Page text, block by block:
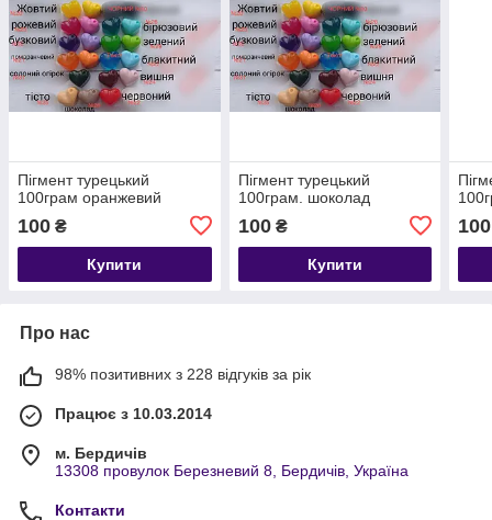
Пігмент турецький
100грам оранжевий
100 ₴
Купити
Пігмент турецький
100грам. шоколад
100₴
Купити
100
Про нас
98% позитивних з 228 відгуків за рік
Працює з 10.03.2014
м. Бердичів
13308 провулок Березневий 8, Бердичів, Україна
Контакти